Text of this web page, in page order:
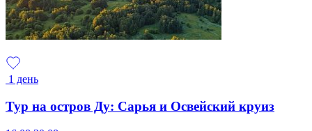
1 день
Тур на остров Ду: Сарья и Освейский круиз